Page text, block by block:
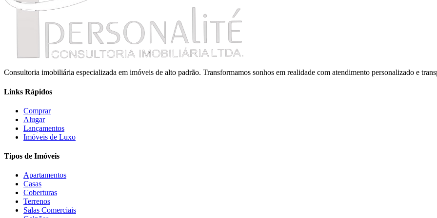
Consultoria imobiliária especializada em imóveis de alto padrão. Transformamos sonhos em realidade com atendimento personalizado e
Links Rápidos
Comprar
Alugar
Lançamentos
Imóveis de Luxo
Tipos de Imóveis
Apartamentos
Casas
Coberturas
Terrenos
Salas Comerciais